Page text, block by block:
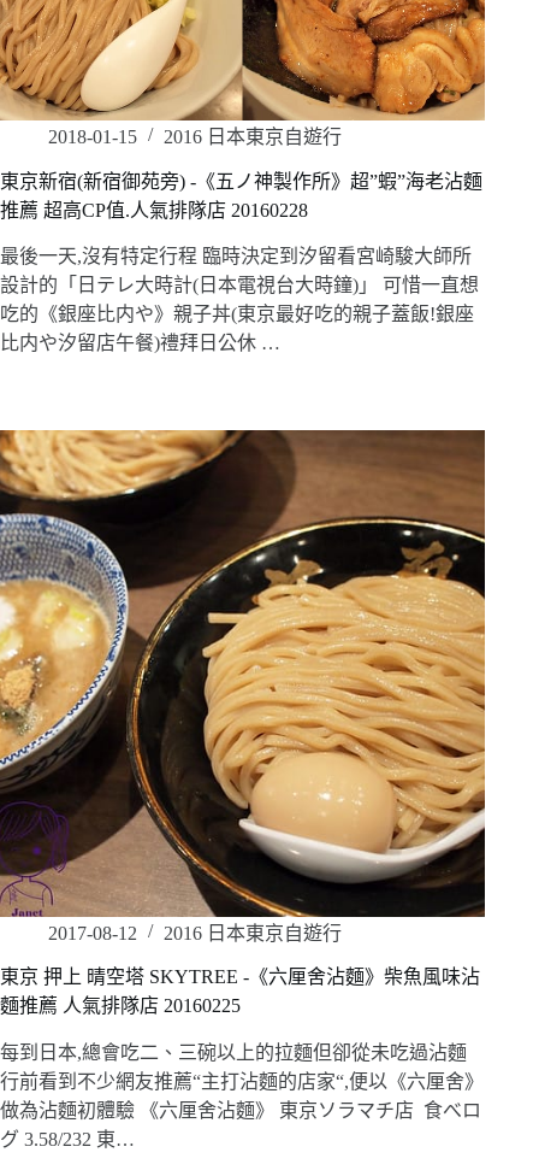
2018-01-15 2016 日本東京自遊行
東京新宿(新宿御苑旁) -《五ノ神製作所》超”蝦”海老沾麵
推薦 超高CP值.人氣排隊店 20160228
最後一天,沒有特定行程 臨時決定到汐留看宮崎駿大師所
設計的「日テレ大時計(日本電視台大時鐘)」 可惜一直想
吃的《銀座比内や》親子丼(東京最好吃的親子蓋飯!銀座
比内や汐留店午餐)禮拜日公休 …
2017-08-12 2016 日本東京自遊行
東京 押上 晴空塔 SKYTREE -《六厘舍沾麵》柴魚風味沾
麵推薦 人氣排隊店 20160225
每到日本,總會吃二、三碗以上的拉麵但卻從未吃過沾麵
行前看到不少網友推薦“主打沾麵的店家“,便以《六厘舍》
做為沾麵初體驗 《六厘舍沾麵》 東京ソラマチ店 食べロ
グ 3.58/232 東…